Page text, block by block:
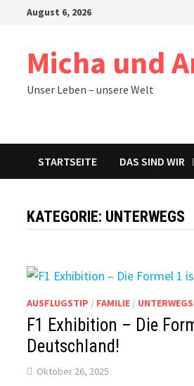
August 6, 2026
Micha und
Unser Leben – unsere Welt
STARTSEITE DAS SIND WIR
KATEGORIE: UNTERWEGS
AUSFLUGSTIP / FAMILIE / UNTERWEGS
F1 Exhibition – Die
Deutschland!
Oktober 26, 2025